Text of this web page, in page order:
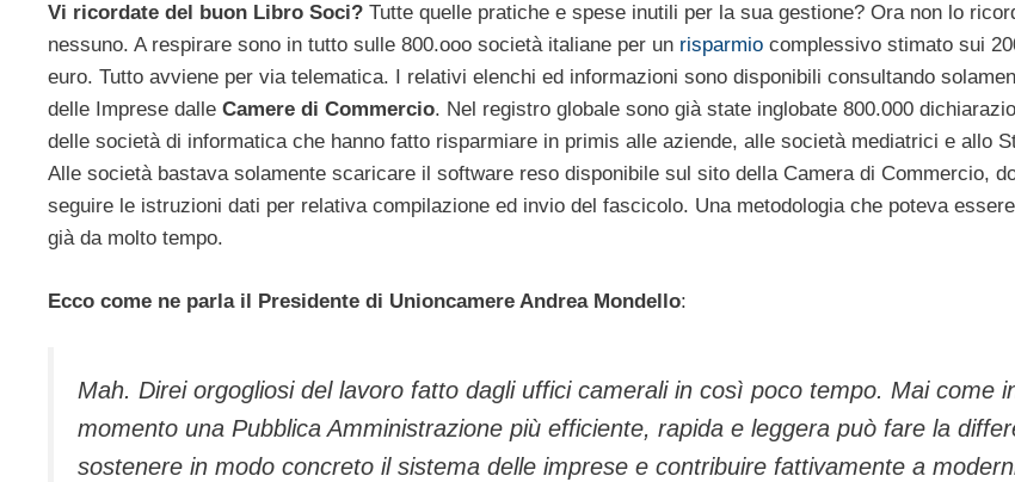
Vi ricordate del buon Libro Soci? Tutte quelle pratiche e spese inutili per la sua gestione? Ora non lo
nessuno. A respirare sono in tutto sulle 800.ooo società italiane per un risparmio complessivo stimato sui
euro. Tutto avviene per via telematica. I relativi elenchi ed informazioni sono disponibili consultando
delle Imprese dalle Camere di Commercio. Nel registro globale sono già state inglobate 800.000
delle società di informatica che hanno fatto risparmiare in primis alle aziende, alle società mediatrici e allo
Alle società bastava solamente scaricare il software reso disponibile sul sito della Camera di Commercio,
seguire le istruzioni dati per relativa compilazione ed invio del fascicolo. Una metodologia che poteva
già da molto tempo.
Ecco come ne parla il Presidente di Unioncamere Andrea Mondello:
Mah. Direi orgogliosi del lavoro fatto dagli uffici camerali in così poco tempo. Mai come
momento una Pubblica Amministrazione più efficiente, rapida e leggera può fare la
sostenere in modo concreto il sistema delle imprese e contribuire fattivamente a